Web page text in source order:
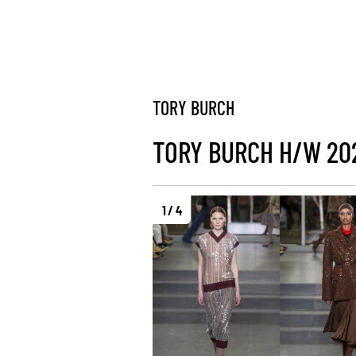
TORY BURCH
TORY BURCH H/W
1 / 4